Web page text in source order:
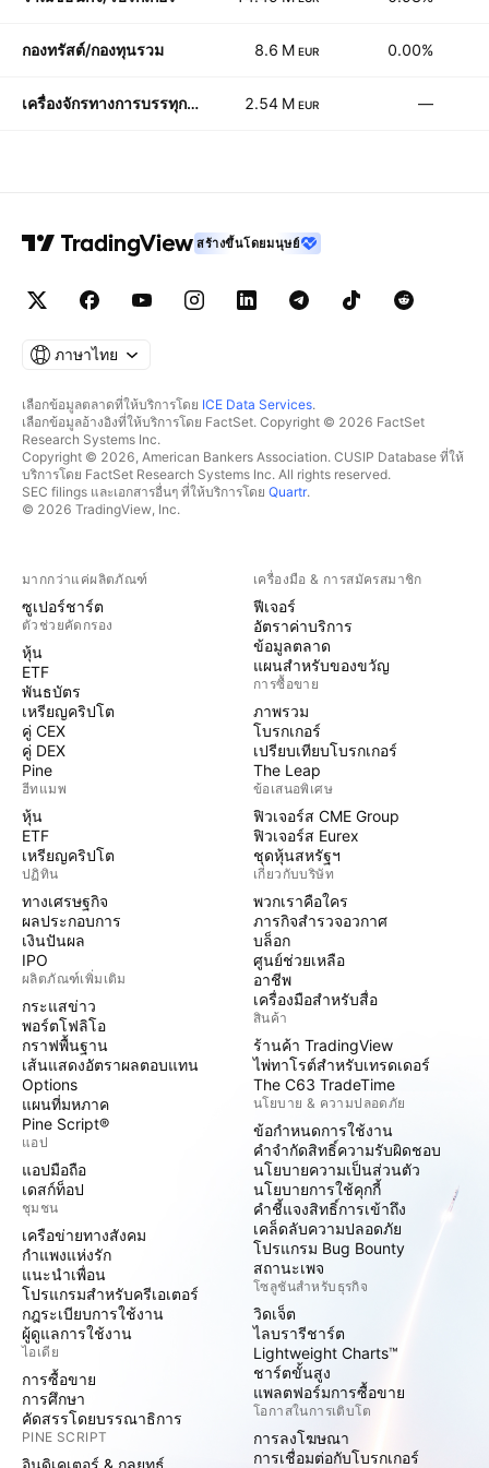
กองทรัสต์/กองทุนรวม 8.6 M EUR 0.00%
เครื่องจักรทางการบรรทุก/ก่อสร้าง/ทำฟาร์ม 2.54 M EUR —
สร้างขึ้นโดยมนุษย์
ภาษาไทย
เลือกข้อมูลตลาดที่ให้บริการโดย ICE Data Services.
เลือกข้อมูลอ้างอิงที่ให้บริการโดย FactSet. Copyright © 2026 FactSet
Research Systems Inc.
Copyright © 2026, American Bankers Association. CUSIP Database ที่ให้
บริการโดย FactSet Research Systems Inc. All rights reserved.
SEC filings และเอกสารอื่นๆ ที่ให้บริการโดย Quartr.
© 2026 TradingView, Inc.
มากกว่าแค่ผลิตภัณฑ์
ซูเปอร์ชาร์ต
ตัวช่วยคัดกรอง
หุ้น
ETF
พันธบัตร
เหรียญคริปโต
คู่ CEX
คู่ DEX
Pine
ฮีทแมพ
หุ้น
ETF
เหรียญคริปโต
ปฏิทิน
ทางเศรษฐกิจ
ผลประกอบการ
เงินปันผล
IPO
ผลิตภัณฑ์เพิ่มเติม
กระแสข่าว
พอร์ตโฟลิโอ
กราฟพื้นฐาน
เส้นแสดงอัตราผลตอบแทน
Options
แผนที่มหภาค
Pine Script®
แอป
แอปมือถือ
เดสก์ท็อป
ชุมชน
เครือข่ายทางสังคม
กำแพงแห่งรัก
แนะนำเพื่อน
โปรแกรมสำหรับครีเอเตอร์
กฎระเบียบการใช้งาน
ผู้ดูแลการใช้งาน
ไอเดีย
การซื้อขาย
การศึกษา
คัดสรรโดยบรรณาธิการ
PINE SCRIPT
อินดิเคเตอร์ & กลยุทธ์
เครื่องมือ & การสมัครสมาชิก
ฟีเจอร์
อัตราค่าบริการ
ข้อมูลตลาด
แผนสำหรับของขวัญ
การซื้อขาย
ภาพรวม
โบรกเกอร์
เปรียบเทียบโบรกเกอร์
The Leap
ข้อเสนอพิเศษ
ฟิวเจอร์ส CME Group
ฟิวเจอร์ส Eurex
ชุดหุ้นสหรัฐฯ
เกี่ยวกับบริษัท
พวกเราคือใคร
ภารกิจสำรวจอวกาศ
บล็อก
ศูนย์ช่วยเหลือ
อาชีพ
เครื่องมือสำหรับสื่อ
สินค้า
ร้านค้า TradingView
ไพ่ทาโรต์สำหรับเทรดเดอร์
The C63 TradeTime
นโยบาย & ความปลอดภัย
ข้อกำหนดการใช้งาน
คำจำกัดสิทธิ์ความรับผิดชอบ
นโยบายความเป็นส่วนตัว
นโยบายการใช้คุกกี้
คำชี้แจงสิทธิ์การเข้าถึง
เคล็ดลับความปลอดภัย
โปรแกรม Bug Bounty
สถานะเพจ
โซลูชันสำหรับธุรกิจ
วิดเจ็ต
ไลบรารีชาร์ต
Lightweight Charts™
ชาร์ตขั้นสูง
แพลตฟอร์มการซื้อขาย
โอกาสในการเติบโต
การลงโฆษณา
การเชื่อมต่อกับโบรกเกอร์